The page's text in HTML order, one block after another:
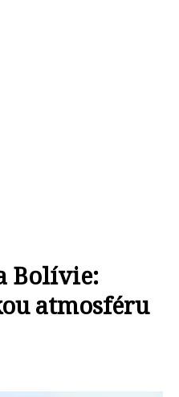
Bolívie:
atmosféru